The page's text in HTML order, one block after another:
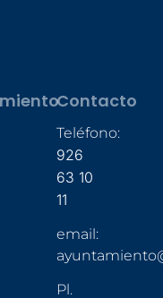
Contacto
Teléfono:
926
63 10
11
email:
Pl.